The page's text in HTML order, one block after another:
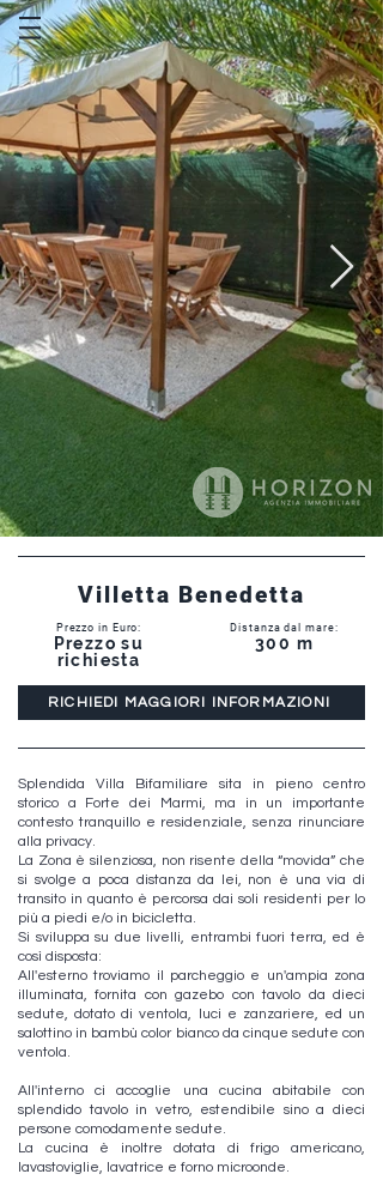
Villetta Benedetta
Prezzo in Euro:
Prezzo su
richiesta
Distanza dal mare:
300 m
RICHIEDI MAGGIORI INFORMAZIONI
Splendida Villa Bifamiliare sita in pieno centro
storico a Forte dei Marmi, ma in un importante
contesto tranquillo e residenziale, senza rinunciare
alla privacy.
La Zona è silenziosa, non risente della “movida” che
si svolge a poca distanza da lei, non è una via di
transito in quanto è percorsa dai soli residenti per lo
più a piedi e/o in bicicletta.
Si sviluppa su due livelli, entrambi fuori terra, ed è
così disposta:
All'esterno troviamo il parcheggio e un'ampia zona
illuminata, fornita con gazebo con tavolo da dieci
sedute, dotato di ventola, luci e zanzariere, ed un
salottino in bambù color bianco da cinque sedute con
ventola.
All'interno ci accoglie una cucina abitabile con
splendido tavolo in vetro, estendibile sino a dieci
persone comodamente sedute.
La cucina è inoltre dotata di frigo americano,
lavastoviglie, lavatrice e forno microonde.